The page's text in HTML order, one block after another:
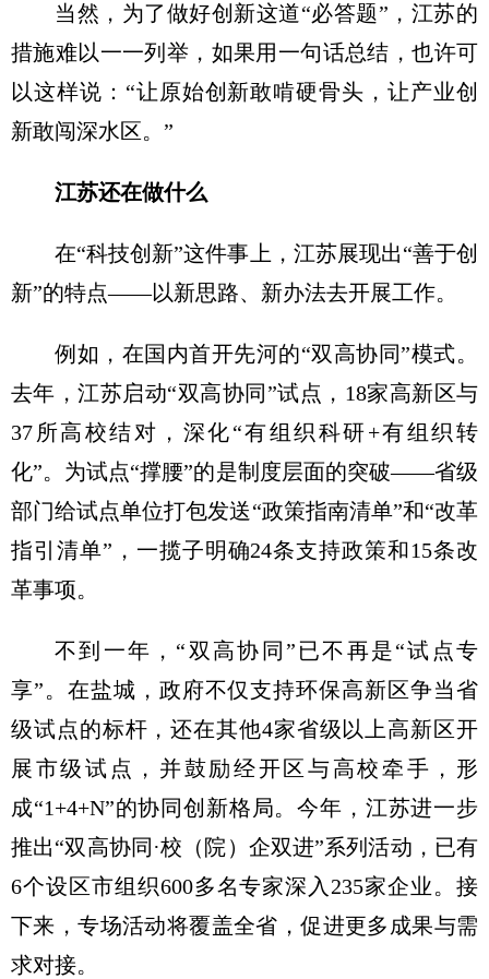
当然，为了做好创新这道“必答题”，江苏的
措施难以一一列举，如果用一句话总结，也许可
以这样说：“让原始创新敢啃硬骨头，让产业创
新敢闯深水区。”
江苏还在做什么
在“科技创新”这件事上，江苏展现出“善于创
新”的特点——以新思路、新办法去开展工作。
例如，在国内首开先河的“双高协同”模式。
去年，江苏启动“双高协同”试点，18家高新区与
37所高校结对，深化“有组织科研+有组织转
化”。为试点“撑腰”的是制度层面的突破——省级
部门给试点单位打包发送“政策指南清单”和“改革
指引清单”，一揽子明确24条支持政策和15条改
革事项。
不到一年，“双高协同”已不再是“试点专
享”。在盐城，政府不仅支持环保高新区争当省
级试点的标杆，还在其他4家省级以上高新区开
展市级试点，并鼓励经开区与高校牵手，形
成“1+4+N”的协同创新格局。今年，江苏进一步
推出“双高协同·校（院）企双进”系列活动，已有
6个设区市组织600多名专家深入235家企业。接
下来，专场活动将覆盖全省，促进更多成果与需
求对接。